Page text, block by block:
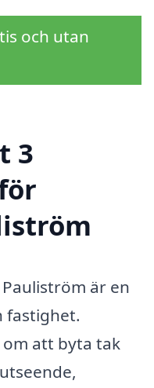
och utan
3
är en
fastighet.
att byta tak